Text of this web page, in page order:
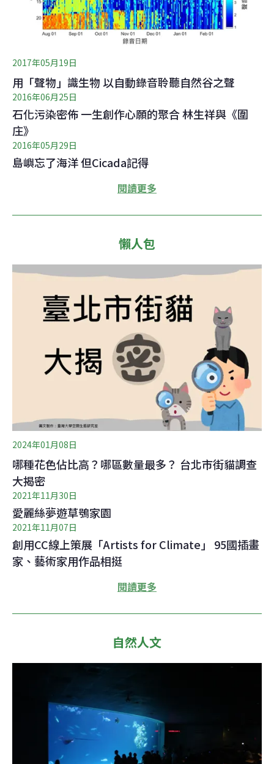
2017年05月19日
用「聲物」識生物 以自動錄音聆聽自然谷之聲
2016年06月25日
石化污染密佈 一生創作心願的聚合 林生祥與《圍
庄》
2016年05月29日
島嶼忘了海洋 但Cicada記得
閱讀更多
懶人包
2024年01月08日
哪種花色佔比高？哪區數量最多？ 台北市街貓調查
大揭密
2021年11月30日
愛麗絲夢遊草鴞家園
2021年11月07日
創用CC線上策展「Artists for Climate」 95國插畫
家、藝術家用作品相挺
閱讀更多
自然人文